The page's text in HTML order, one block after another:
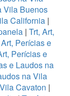
Vila Buenos
California |
| Trt, Art,
Perícias e
Perícias e
e Laudos na
na Vila
Cavaton |